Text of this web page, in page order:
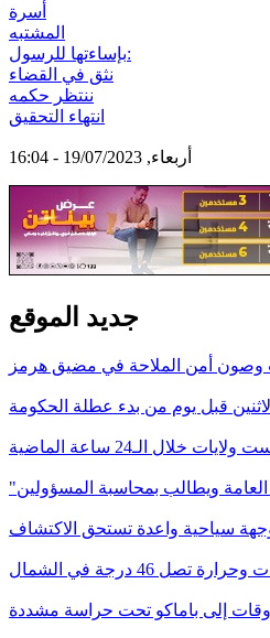
أسرة
المشتبه
بإساءتها للرسول:
نثق في القضاء
ننتظر حكمه
انتهاء التحقيق
أربعاء, 19/07/2023 - 16:04
جديد الموقع
وصون أمن الملاحة في مضيق هرمز
قبل يوم من بدء عطلة الحكومة
الـ24 ساعة الماضية
العامة ويطالب بمحاسبة المسؤولين
سياحية واعدة تستحق الاكتشاف